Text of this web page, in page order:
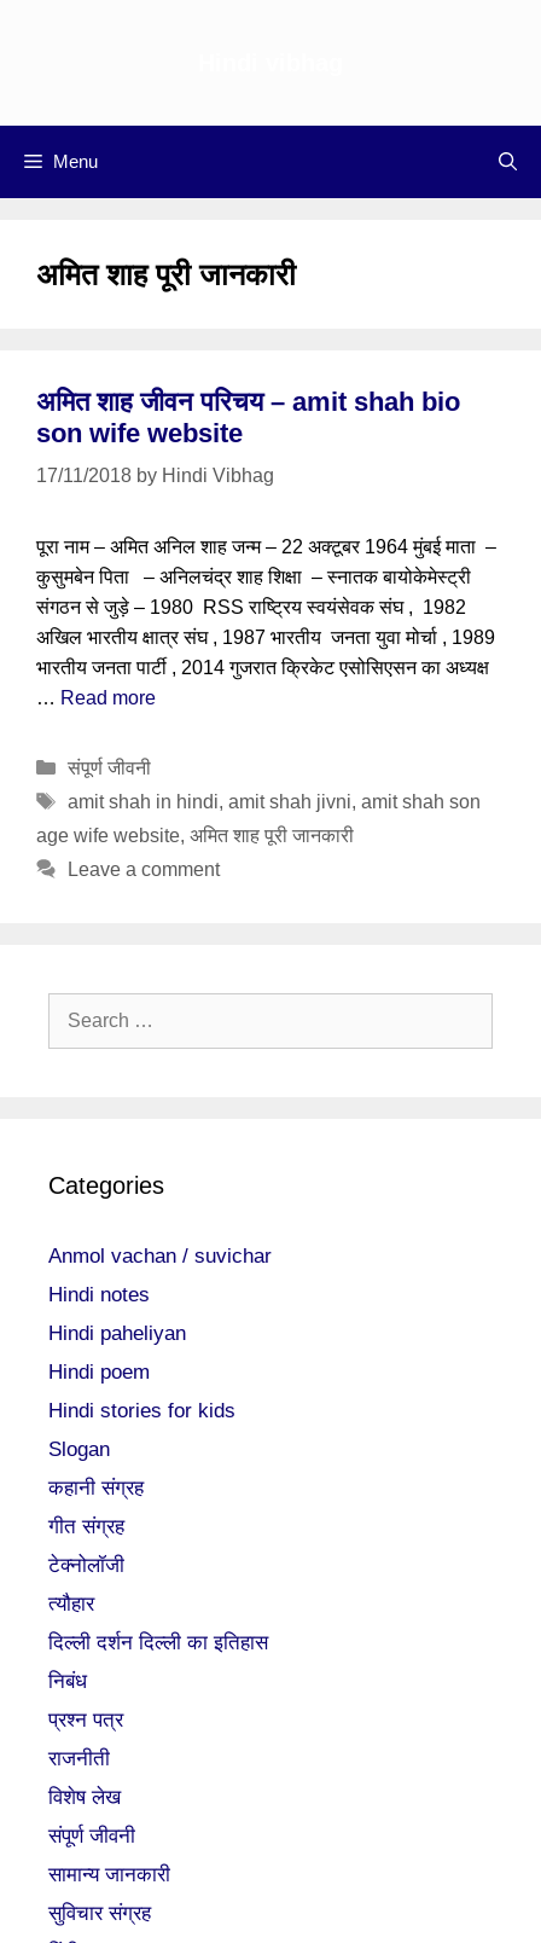
Menu
अमित शाह पूरी जानकारी
अमित शाह जीवन परिचय – amit shah bio
son wife website
17/11/2018 by Hindi Vibhag
पूरा नाम – अमित अनिल शाह जन्म – 22 अक्टूबर 1964 मुंबई माता –
कुसुमबेन पिता – अनिलचंद्र शाह शिक्षा – स्नातक बायोकेमेस्ट्री
संगठन से जुड़े – 1980 RSS राष्ट्रिय स्वयंसेवक संघ , 1982
अखिल भारतीय क्षात्र संघ , 1987 भारतीय जनता युवा मोर्चा , 1989
भारतीय जनता पार्टी , 2014 गुजरात क्रिकेट एसोसिएसन का अध्यक्ष
… Read more
Categories
संपूर्ण जीवनी
Tags
amit shah in hindi, amit shah jivni, amit shah son
age wife website, अमित शाह पूरी जानकारी
Leave a comment
Search
Categories
Anmol vachan / suvichar
Hindi notes
Hindi paheliyan
Hindi poem
Hindi stories for kids
Slogan
कहानी संग्रह
गीत संग्रह
टेक्नोलॉजी
त्यौहार
दिल्ली दर्शन दिल्ली का इतिहास
निबंध
प्रश्न पत्र
राजनीती
विशेष लेख
संपूर्ण जीवनी
सामान्य जानकारी
सुविचार संग्रह